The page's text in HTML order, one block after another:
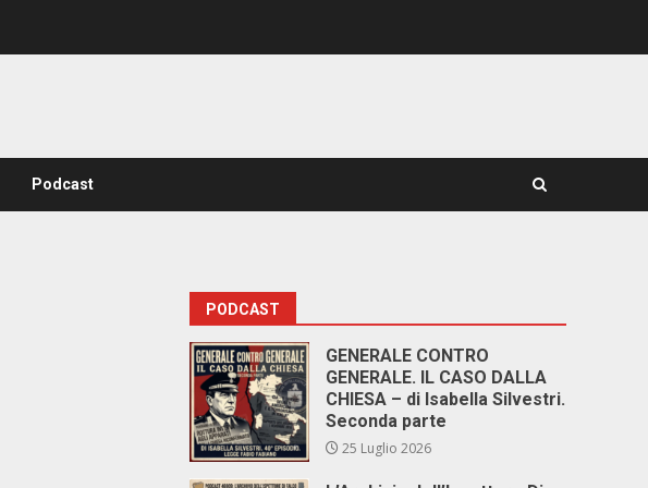
Podcast
PODCAST
GENERALE CONTRO
GENERALE. IL CASO DALLA
CHIESA – di Isabella Silvestri.
Seconda parte
25 Luglio 2026